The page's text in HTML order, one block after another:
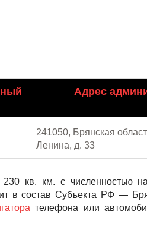
Адрес
241050, Брянская
Ленина, д. 33
кв. км. с численностью
в состав Субъекта РФ —
телефона или